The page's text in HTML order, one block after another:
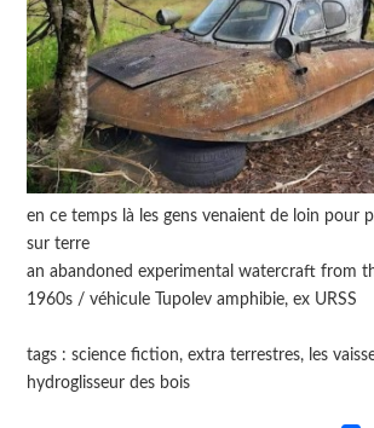
en ce temps là les gens venaient de loin pour
sur terre
an abandoned experimental watercraft from
1960s / véhicule Tupolev amphibie, ex URSS
tags : science fiction, extra terrestres, les
hydroglisseur des bois